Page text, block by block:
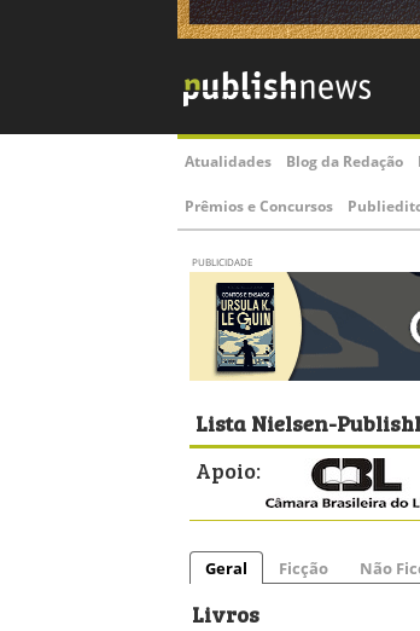
Atualidades Blog da Redação
Prêmios e Concursos
PUBLICIDADE
Lista Nielsen-
Apoio:
Geral Ficção Não
Livros